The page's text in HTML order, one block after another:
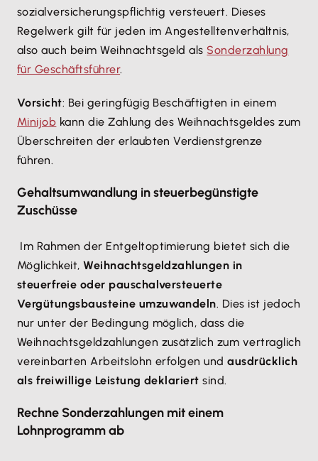
sozialversicherungspflichtig versteuert. Dieses
Regelwerk gilt für jeden im Angestelltenverhältnis,
also auch beim Weihnachtsgeld als Sonderzahlung
für Geschäftsführer.
Vorsicht: Bei geringfügig Beschäftigten in einem
Minijob kann die Zahlung des Weihnachtsgeldes zum
Überschreiten der erlaubten Verdienstgrenze
führen.
Gehaltsumwandlung in steuerbegünstigte
Zuschüsse
Im Rahmen der Entgeltoptimierung bietet sich die
Möglichkeit,Weihnachtsgeldzahlungen in
steuerfreie oder pauschalversteuerte
Vergütungsbausteine umzuwandeln. Dies ist jedoch
nur unter der Bedingung möglich, dass die
Weihnachtsgeldzahlungen zusätzlich zum vertraglich
vereinbarten Arbeitslohn erfolgen undausdrücklich
als freiwillige Leistung deklariert sind.
Rechne Sonderzahlungen mit einem
Lohnprogramm ab